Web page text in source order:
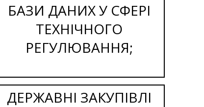
БАЗИ ДАНИХ У СФЕРІ
ТЕХНІЧНОГО
РЕГУЛЮВАННЯ;
ДЕРЖАВНІ ЗАКУПІВЛІ